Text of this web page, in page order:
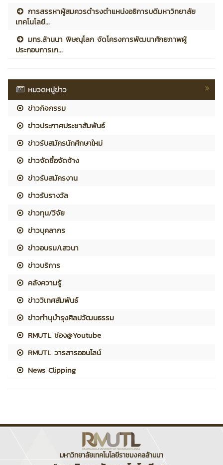
การสรรหาผู้สมควรดำรงตำแหน่งอธิการบดีมหาวิทยาลัย
เทคโนโลยี...
มทร.ล้านนา พิษณุโลก จัดโครงการพัฒนาศักยภาพผู้
ประกอบการเก...
หมวดหมู่ข่าว
ข่าวกิจกรรม
ข่าวประกาศประชาสัมพันธ์
ข่าวรับสมัครนักศึกษาใหม่
ข่าวจัดซื้อจัดจ้าง
ข่าวรับสมัครงาน
ข่าวรับรางวัล
ข่าวทุน/วิจัย
ข่าวบุคลากร
ข่าวอบรม/เสวนา
ข่าวบริการ
คลังความรู้
ข่าววิเทศสัมพันธ์
ข่าวทำนุบำรุงศิลปวัฒนธรรม
RMUTL ช่อง@Youtube
RMUTL วารสารออนไลน์
News Clipping
มหาวิทยาลัยเทคโนโลยีราชมงคลล้านนา